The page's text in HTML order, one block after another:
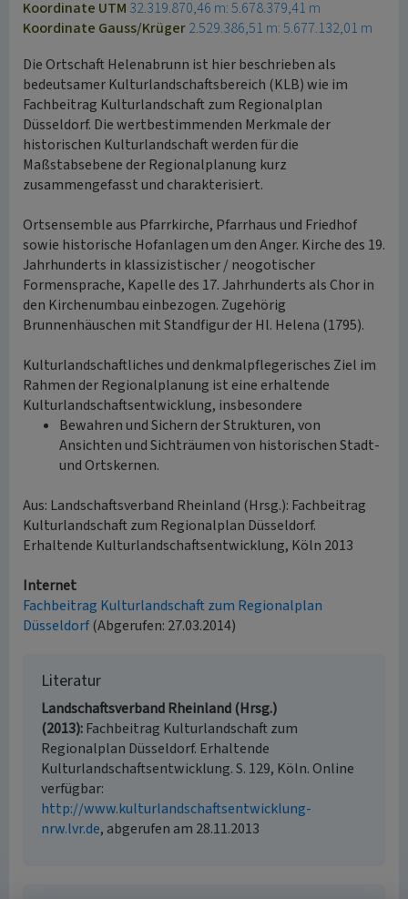
Koordinate UTM 32.319.870,46 m: 5.678.379,41 m
Koordinate Gauss/Krüger2.529.386,51 m: 5.677.132,01 m
Die Ortschaft Helenabrunn ist hier beschrieben als
bedeutsamer Kulturlandschaftsbereich (KLB) wie im
Fachbeitrag Kulturlandschaft zum Regionalplan
Düsseldorf. Die wertbestimmenden Merkmale der
historischen Kulturlandschaft werden für die
Maßstabsebene der Regionalplanung kurz
zusammengefasst und charakterisiert.
Ortsensemble aus Pfarrkirche, Pfarrhaus und Friedhof
sowie historische Hofanlagen um den Anger. Kirche des 19.
Jahrhunderts in klassizistischer / neogotischer
Formensprache, Kapelle des 17. Jahrhunderts als Chor in
den Kirchenumbau einbezogen. Zugehörig
Brunnenhäuschen mit Standfigur der Hl. Helena (1795).
Kulturlandschaftliches und denkmalpflegerisches Ziel im
Rahmen der Regionalplanung ist eine erhaltende
Kulturlandschaftsentwicklung, insbesondere
Bewahren und Sichern der Strukturen, von
Ansichten und Sichträumen von historischen Stadt-
und Ortskernen.
Aus: Landschaftsverband Rheinland (Hrsg.): Fachbeitrag
Kulturlandschaft zum Regionalplan Düsseldorf.
Erhaltende Kulturlandschaftsentwicklung, Köln 2013
Internet
Fachbeitrag Kulturlandschaft zum Regionalplan
Düsseldorf(Abgerufen: 27.03.2014)
Literatur
Landschaftsverband Rheinland (Hrsg.)
(2013) Fachbeitrag Kulturlandschaft zum
Regionalplan Düsseldorf. Erhaltende
Kulturlandschaftsentwicklung. S. 129, Köln. Online
verfügbar:
http://www.kulturlandschaftsentwicklung-
nrw.lvr.de, abgerufen am 28.11.2013